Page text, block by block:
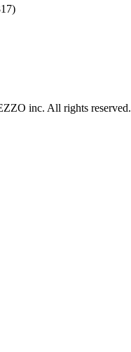
inc. All rights reserved.